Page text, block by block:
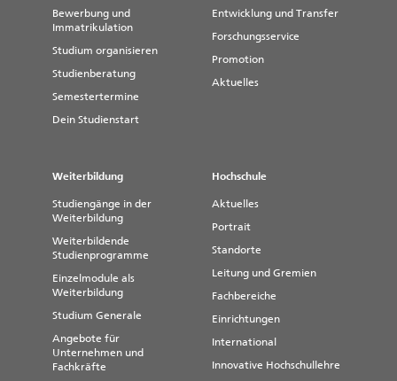
Bewerbung und
Immatrikulation
Studium organisieren
Studienberatung
Semestertermine
Dein Studienstart
Entwicklung und Transfer
Forschungsservice
Promotion
Aktuelles
Weiterbildung
Studiengänge in der
Weiterbildung
Weiterbildende
Studienprogramme
Einzelmodule als
Weiterbildung
Studium Generale
Angebote für
Unternehmen und
Fachkräfte
Hochschule
Aktuelles
Portrait
Standorte
Leitung und Gremien
Fachbereiche
Einrichtungen
International
Innovative Hochschullehre